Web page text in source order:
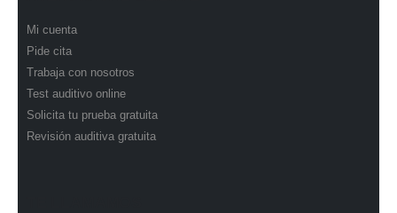
Mi cuenta
Pide cita
Trabaja con nosotros
Test auditivo online
Solicita tu prueba gratuita
Revisión auditiva gratuita